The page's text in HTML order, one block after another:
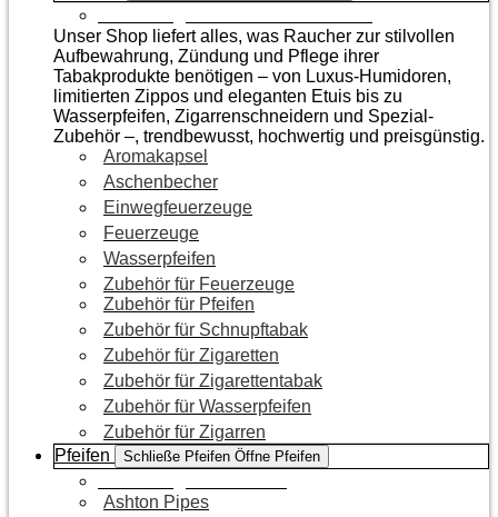
Unser Shop liefert alles, was Raucher zur stilvollen
Aufbewahrung, Zündung und Pflege ihrer
Tabakprodukte benötigen – von Luxus-Humidoren,
limitierten Zippos und eleganten Etuis bis zu
Wasserpfeifen, Zigarrenschneidern und Spezial-
Zubehör –, trendbewusst, hochwertig und preisgünstig.
Aromakapsel
Aschenbecher
Einwegfeuerzeuge
Feuerzeuge
Wasserpfeifen
Zubehör für Feuerzeuge
Zubehör für Pfeifen
Zubehör für Schnupftabak
Zubehör für Zigaretten
Zubehör für Zigarettentabak
Zubehör für Wasserpfeifen
Zubehör für Zigarren
Pfeifen
Schließe Pfeifen Öffne Pfeifen
Ashton Pipes